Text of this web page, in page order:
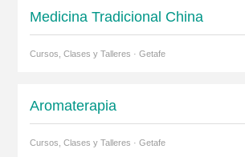
Medicina Tradicional China
Cursos, Clases y Talleres · Getafe
Aromaterapia
Cursos, Clases y Talleres · Getafe